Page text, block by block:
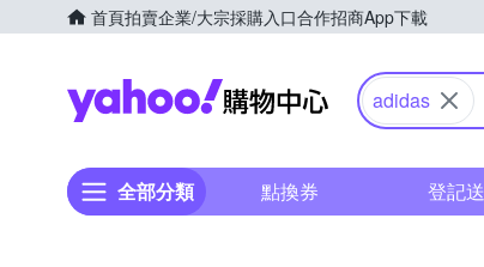
首頁拍賣企業/大宗採購入口合作招商App下載
Yahoo購物中心
adidas
全部分類 點換券 登記送